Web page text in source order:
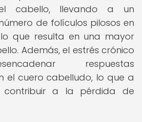
cabello, llevando a un
de folículos pilosos en
que resulta en una mayor
Además, el estrés crónico
respuestas
el cuero cabelludo, lo que a
contribuir a la pérdida de